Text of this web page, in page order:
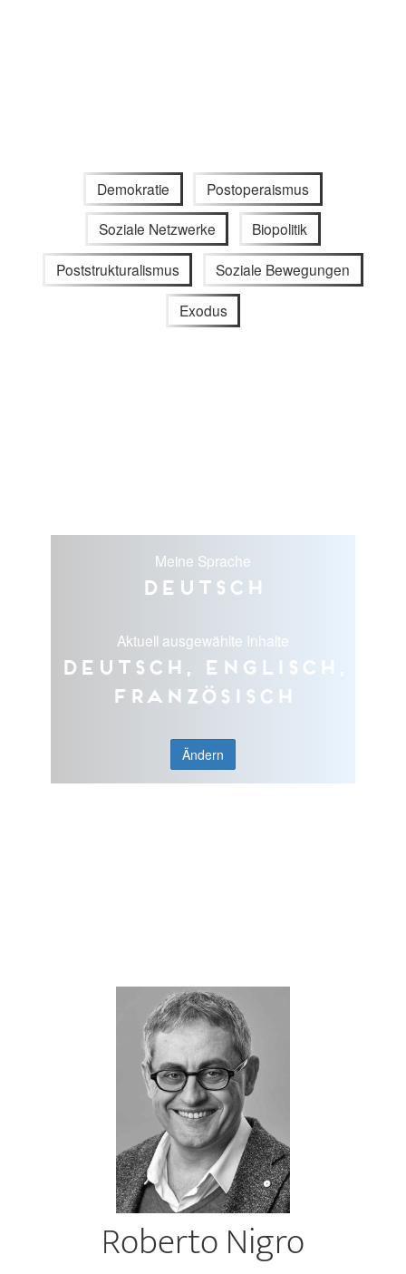
Demokratie Postoperaismus
Soziale Netzwerke Biopolitik
Poststrukturalismus Soziale Bewegungen
Exodus
Meine Sprache
Deutsch
Aktuell ausgewählte Inhalte
Deutsch, Englisch,
Französisch
Ändern
Roberto Nigro